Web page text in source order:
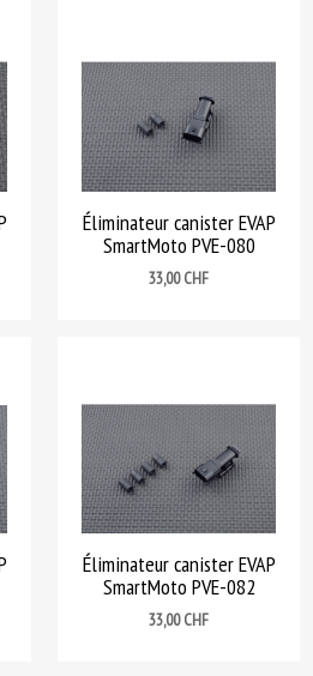
Éliminateur canister EVAP
SmartMoto PVE-080
Prix
33,00 CHF
Éliminateur canister EVAP
SmartMoto PVE-082
Prix
33,00 CHF